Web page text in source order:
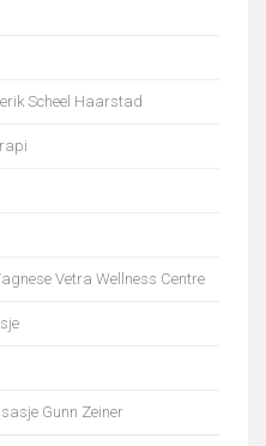
Scheel Haarstad
Vetra Wellness Centre
Gunn Zeiner